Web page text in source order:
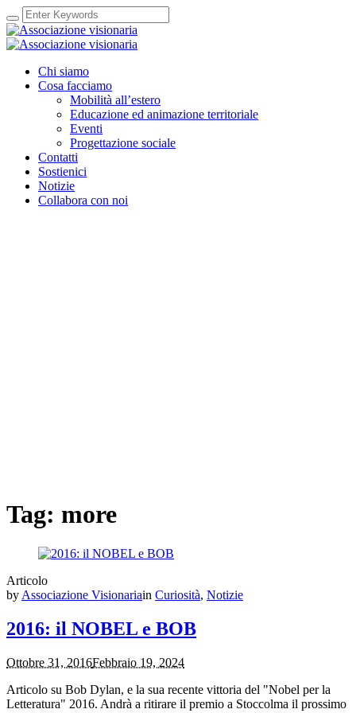
Chi siamo
Cosa facciamo
Mobilità all’estero
Educazione ed animazione territoriale
Eventi
Progettazione sociale
Contatti
Sostienici
Notizie
Collabora con noi
Tag: more
Articolo
by Associazione Visionariain Curiosità, Notizie
2016: il NOBEL e BOB
Ottobre 31, 2016Febbraio 19, 2024
Articolo su Bob Dylan, e la sua recente vittoria del "Nobel per la
Letteratura" 2016. Andrà a ritirare il premio a Stoccolma il prossimo